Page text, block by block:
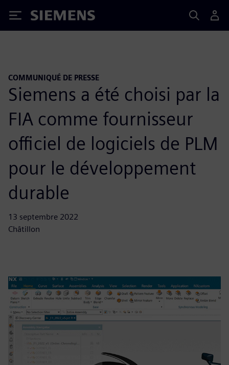
Siemens
COMMUNIQUÉ DE PRESSE
Siemens a été choisi par la
FIA comme fournisseur
officiel de logiciels de PLM
pour le développement
durable
13 septembre 2022
Châtillon